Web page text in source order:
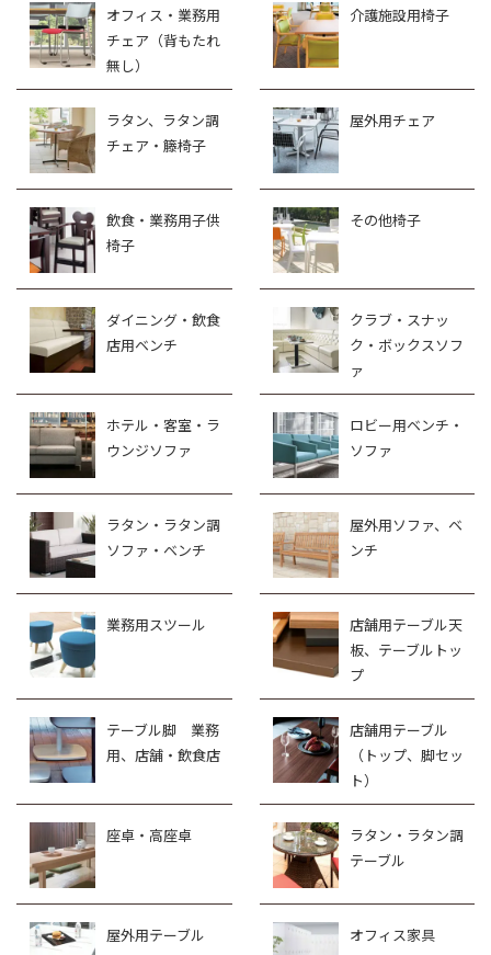
オフィス・業務用
チェア（背もたれ
無し）
介護施設用椅子
ラタン、ラタン調
チェア・籐椅子
屋外用チェア
飲食・業務用子供
椅子
その他椅子
ダイニング・飲食
店用ベンチ
クラブ・スナッ
ク・ボックスソフ
ァ
ホテル・客室・ラ
ウンジソファ
ロビー用ベンチ・
ソファ
ラタン・ラタン調
ソファ・ベンチ
屋外用ソファ、ベ
ンチ
業務用スツール
店舗用テーブル天
板、テーブルトッ
プ
テーブル脚 業務
用、店舗・飲食店
店舗用テーブル
（トップ、脚セッ
ト）
座卓・高座卓
ラタン・ラタン調
テーブル
屋外用テーブル オフィス家具